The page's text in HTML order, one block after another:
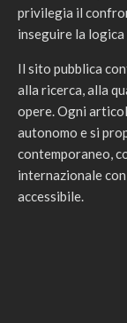
privilegia il
inseguire la
Il sito pubblica
alla ricerca, alla
opere. Ogni
autonomo e si
contemporaneo,
internazionale
accessibile.